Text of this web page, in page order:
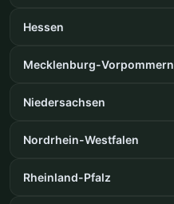
Hessen
Mecklenburg-Vorpommern
Niedersachsen
Nordrhein-Westfalen
Rheinland-Pfalz